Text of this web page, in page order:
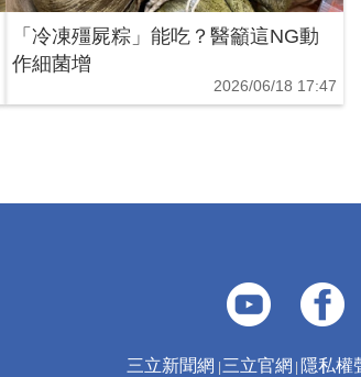
「冷凍殭屍粽」能吃？醫籲這NG動
作細菌增
2026/06/18 17:47
三立新聞網 三立官網 隱私權